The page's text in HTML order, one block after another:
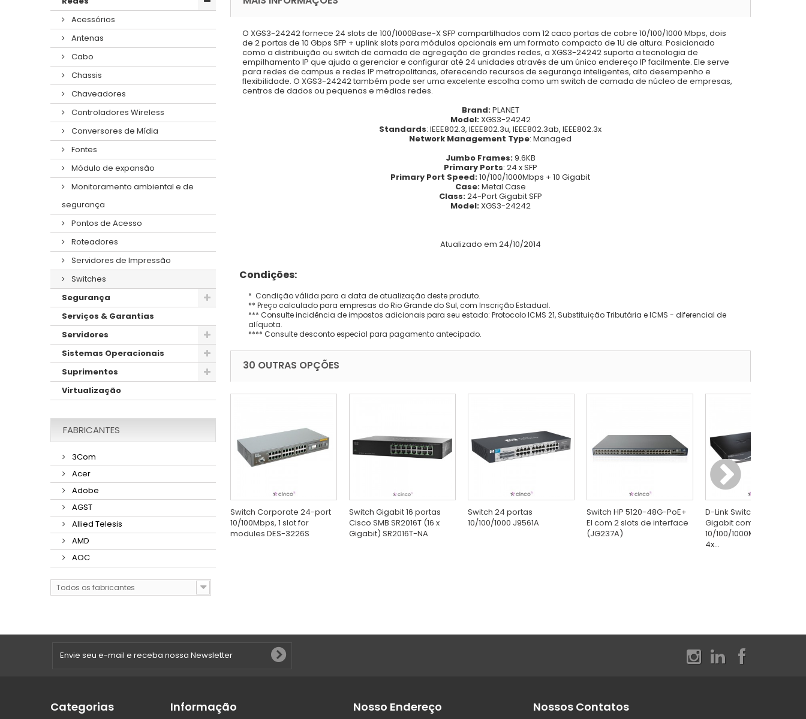
Acessórios
Antenas
Cabo
Chassis
Chaveadores
Controladores Wireless
Conversores de Mídia
Fontes
Módulo de expansão
Monitoramento ambiental e de
segurança
Pontos de Acesso
Roteadores
Servidores de Impressão
Switches
Segurança
Serviços & Garantias
Servidores
Sistemas Operacionais
Suprimentos
Virtualização
FABRICANTES
3Com
Acer
Adobe
AGST
Allied Telesis
AMD
AOC
Todos os fabricantes
O XGS3-24242 fornece 24 slots de 100/1000Base-X SFP compartilhados com 12 caco portas de cobre 10/100/1000 Mbps, dois
de 2 portas de 10 Gbps SFP + uplink slots para módulos opcionais em um formato compacto de 1U de altura. Posicionado
como a distribuição ou switch de camada de agregação de grandes redes, a XGS3-24242 suporta a tecnologia de
empilhamento IP que ajuda a gerenciar e configurar até 24 unidades através de um único endereço IP facilmente. Ele serve
para redes de campus e redes IP metropolitanas, oferecendo recursos de segurança inteligentes, alto desempenho e
flexibilidade. O XGS3-24242 também pode ser uma excelente escolha como um switch de camada de núcleo de empresas,
centros de dados ou pequenas e médias redes.
Brand:PLANET
Model:XGS3-24242
Standards: IEEE802.3, IEEE802.3u, IEEE802.3ab, IEEE802.3x
Network Management Type: Managed
Jumbo Frames:9.6KB
Primary Ports: 24 x SFP
Primary Port Speed:10/100/1000Mbps + 10 Gigabit
Case:Metal Case
Class:24-Port Gigabit SFP
Model:XGS3-24242
Atualizado em 24/10/2014
Condições:
* Condição válida para a data de atualização deste produto.
** Preço calculado para empresas do Rio Grande do Sul, com Inscrição Estadual.
*** Consulte incidência de impostos adicionais para seu estado: Protocolo ICMS 21, Substituição Tributária e ICMS - diferencial de
alíquota.
**** Consulte desconto especial para pagamento antecipado.
30 OUTRAS OPÇÕES
Switch Corporate 24-port
10/100Mbps, 1 slot for
modules DES-3226S
Switch Gigabit 16 portas
Cisco SMB SR2016T (16 x
Gigabit) SR2016T-NA
Switch 24 portas
10/100/1000 J9561A
Switch HP 5120-48G-PoE+
EI com 2 slots de interface
(JG237A)
D-Link Switch Gerenciável
Gigabit com 24x
10/100/1000Mbps RJ45 +
4x...
Categorias Informação Nosso Endereço Nossos Contatos